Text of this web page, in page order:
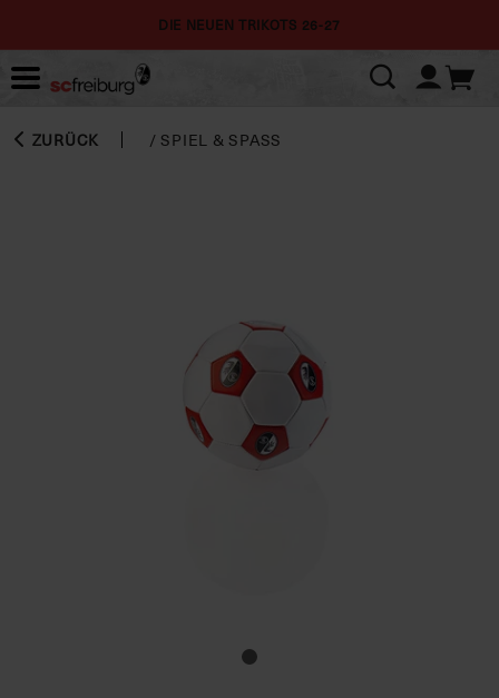
DIE NEUEN TRIKOTS 26-27
ZURÜCK / SPIEL & SPASS